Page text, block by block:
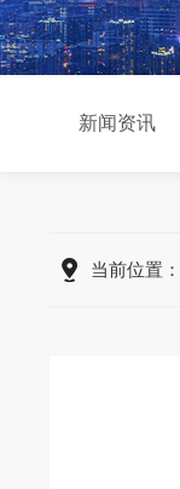
新闻资讯
当前位置：